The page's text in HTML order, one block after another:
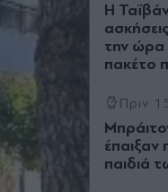
Η
την ώρα
πακέτο
Πριν
παιδιά